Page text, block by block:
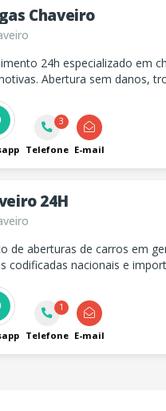
Chaveiro
24h especializado em
Abertura sem danos,
3
Telefone E-mail
24H
de aberturas de carros em
codificadas nacionais e
1
Telefone E-mail